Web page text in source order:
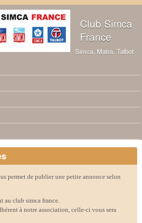
au contenu principal
Club Simca
France
Simca, Matra, Talbot
permet de publier une petite annonce selon
au club simca france.
à notre association, celle-ci vous sera